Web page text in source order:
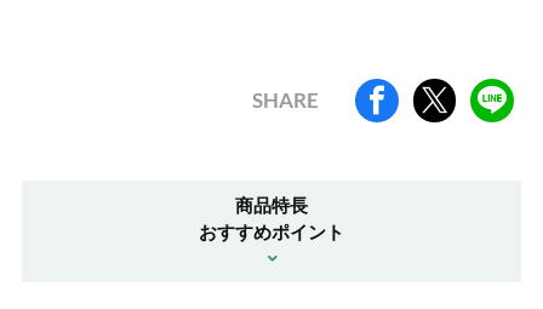
SHARE
商品特長
おすすめポイント